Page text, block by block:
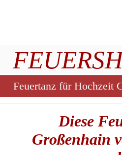
Feuertanz für Hochzeit
Diese
Großenhain